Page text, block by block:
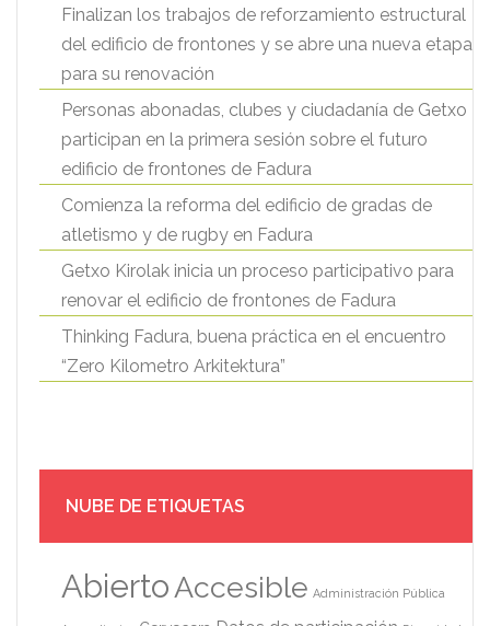
Finalizan los trabajos de reforzamiento estructural
del edificio de frontones y se abre una nueva etapa
para su renovación
Personas abonadas, clubes y ciudadanía de Getxo
participan en la primera sesión sobre el futuro
edificio de frontones de Fadura
Comienza la reforma del edificio de gradas de
atletismo y de rugby en Fadura
Getxo Kirolak inicia un proceso participativo para
renovar el edificio de frontones de Fadura
Thinking Fadura, buena práctica en el encuentro
“Zero Kilometro Arkitektura”
NUBE DE ETIQUETAS
AbiertoAccesible Administración Pública